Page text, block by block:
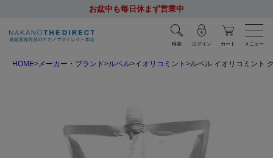
お盆中も毎日休まず営業中
検索 ログイン カート メニュー
HOME メーカー・ブランド ルベル イオリコミント ルベル イオリコミント